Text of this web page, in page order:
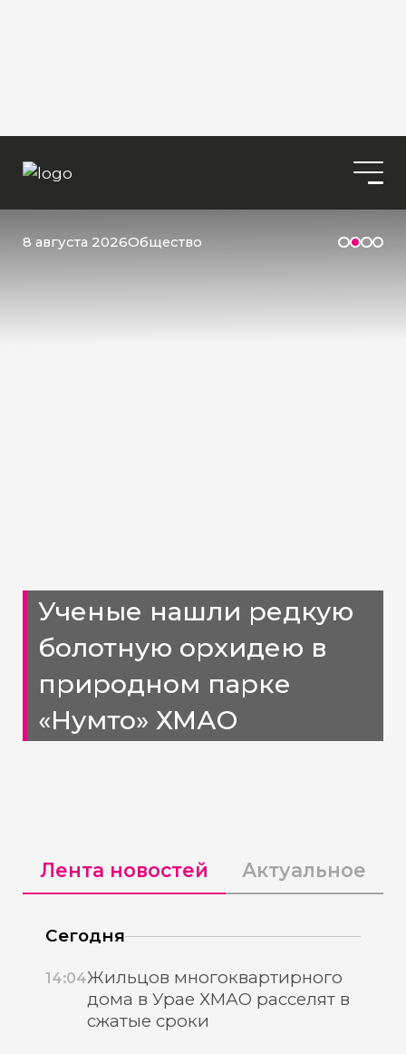
8 августа 2026Общество
Ученые нашли редкую
болотную орхидею в
природном парке
«Нумто» ХМАО
Лента новостей Актуальное
Сегодня
14:04Жильцов многоквартирного
дома в Урае ХМАО расселят в
сжатые сроки